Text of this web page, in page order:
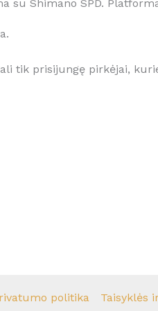
su Shimano SPD.
tik prisijungę pirkėjai,
politika Taisyklės